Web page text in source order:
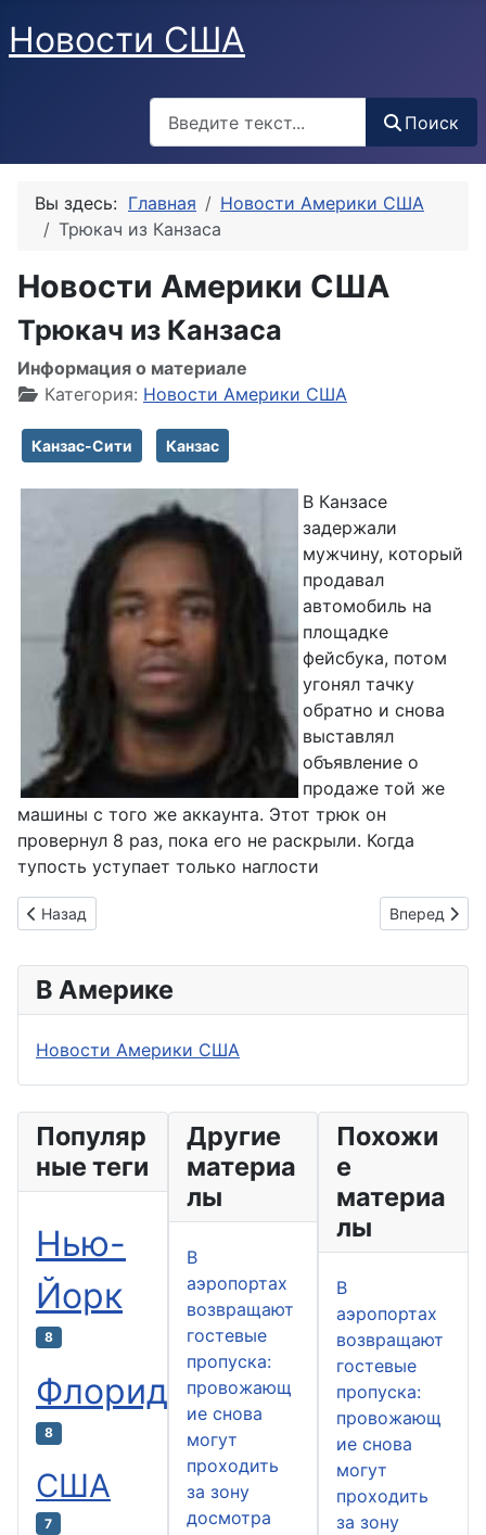
Новости США
Поиск
Вы здесь: Главная
Новости Америки США
Трюкач из Канзаса
Новости Америки США
Трюкач из Канзаса
Информация о материале
Категория: Новости Америки США
Канзас-Сити Канзас
В Канзасе
задержали
мужчину, который
продавал
автомобиль на
площадке
фейсбука, потом
угонял тачку
обратно и снова
выставлял
объявление о
продаже той же
машины с того же аккаунта. Этот трюк он
провернул 8 раз, пока его не раскрыли. Когда
тупость уступает только наглости
Предыдущий: Ледяной шторм накрывает США
Назад Следующий:
Вперед
В Америке
Новости Америки США
Популяр
ные теги
Нью-
Йорк
8
Флорида
8
США
7
Другие
материа
лы
В
аэропортах
возвращают
гостевые
пропуска:
провожающ
ие снова
могут
проходить
за зону
досмотра
Похожи
е
материа
лы
В
аэропортах
возвращают
гостевые
пропуска:
провожающ
ие снова
могут
проходить
за зону